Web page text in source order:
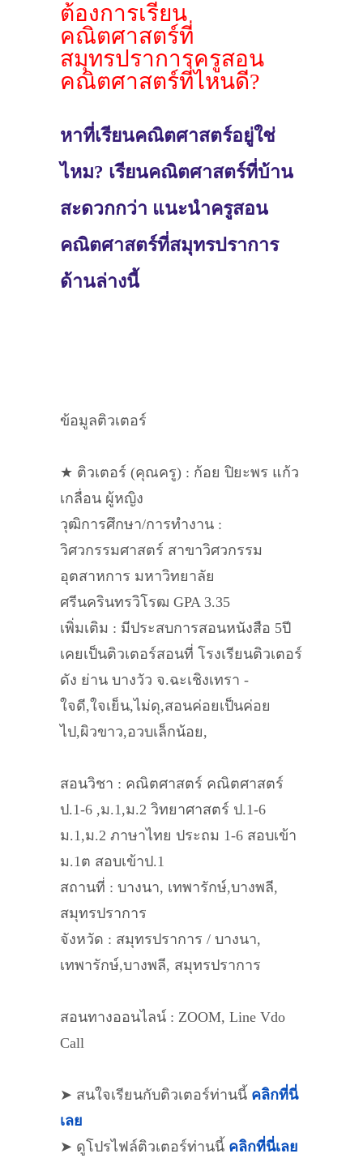
ต้องการเรียน
คณิตศาสตร์ที่
สมุทรปราการครูสอน
คณิตศาสตร์ที่ไหนดี?
หาที่เรียนคณิตศาสตร์อยู่ใช่
ไหม? เรียนคณิตศาสตร์ที่บ้าน
สะดวกกว่า แนะนำครูสอน
คณิตศาสตร์ที่สมุทรปราการ
ด้านล่างนี้
ข้อมูลติวเตอร์
★ ติวเตอร์ (คุณครู) : ก้อย ปิยะพร แก้ว
เกลื่อน ผู้หญิง
วุฒิการศึกษา/การทำงาน :
วิศวกรรมศาสตร์ สาขาวิศวกรรม
อุตสาหการ มหาวิทยาลัย
ศรีนครินทรวิโรฒ GPA 3.35
เพิ่มเติม : มีประสบการสอนหนังสือ 5ปี
เคยเป็นติวเตอร์สอนที่ โรงเรียนติวเตอร์
ดัง ย่าน บางวัว จ.ฉะเชิงเทรา -
ใจดี,ใจเย็น,ไม่ดุ,สอนค่อยเป็นค่อย
ไป,ผิวขาว,อวบเล็กน้อย,
สอนวิชา : คณิตศาสตร์ คณิตศาสตร์
ป.1-6 ,ม.1,ม.2 วิทยาศาสตร์ ป.1-6
ม.1,ม.2 ภาษาไทย ประถม 1-6 สอบเข้า
ม.1ต สอบเข้าป.1
สถานที่ : บางนา, เทพารักษ์,บางพลี,
สมุทรปราการ
จังหวัด : สมุทรปราการ / บางนา,
เทพารักษ์,บางพลี, สมุทรปราการ
สอนทางออนไลน์ : ZOOM, Line Vdo
Call
➤ สนใจเรียนกับติวเตอร์ท่านนี้ คลิกที่นี่
เลย
➤ ดูโปรไฟล์ติวเตอร์ท่านนี้ คลิกที่นี่เลย